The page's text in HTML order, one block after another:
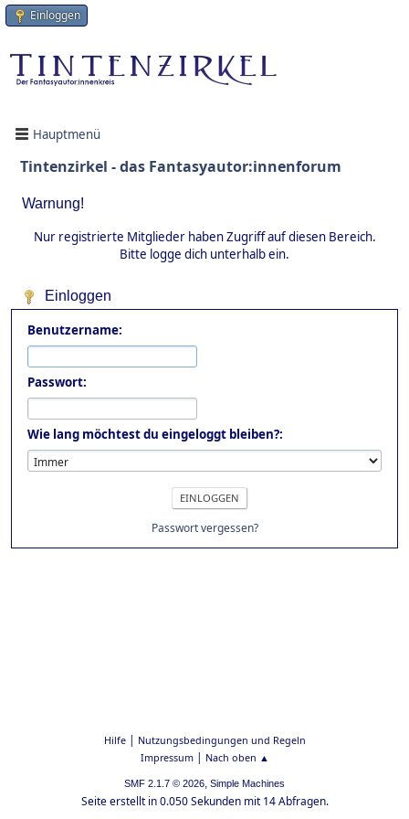
Einloggen
Hauptmenü
Tintenzirkel - das Fantasyautor:innenforum
Warnung!
Nur registrierte Mitglieder haben Zugriff auf diesen Bereich.
Bitte logge dich unterhalb ein.
Einloggen
Benutzername:
Passwort:
Wie lang möchtest du eingeloggt bleiben?:
Passwort vergessen?
Hilfe| Nutzungsbedingungen und Regeln
Impressum| Nach oben ▲
SMF 2.1.7 © 2026, Simple Machines
Seite erstellt in 0.050 Sekunden mit 14 Abfragen.